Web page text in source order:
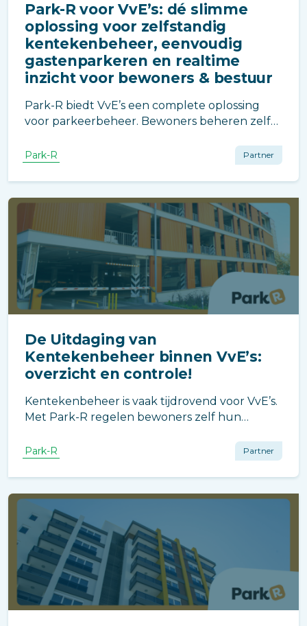
Park-R voor VvE’s: dé slimme
oplossing voor zelfstandig
kentekenbeheer, eenvoudig
gastenparkeren en realtime
inzicht voor bewoners & bestuur
Park-R biedt VvE’s een complete oplossing
voor parkeerbeheer. Bewoners beheren zelf
houden realtime overzicht. Minder
administratie, meer gemak en controle.
Park-R Partner
De Uitdaging van
Kentekenbeheer binnen VvE’s:
overzicht en controle!
Kentekenbeheer is vaak tijdrovend voor VvE’s.
Met Park-R regelen bewoners zelf hun
overzicht en controle houden. Efficiënt, eerlijk
en toekomstbestendig parkeerbeheer.
Park-R Partner